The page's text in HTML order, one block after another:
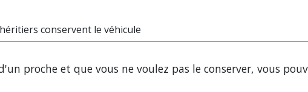
conservent le véhicule
proche et que vous ne voulez pas le conserver, vous